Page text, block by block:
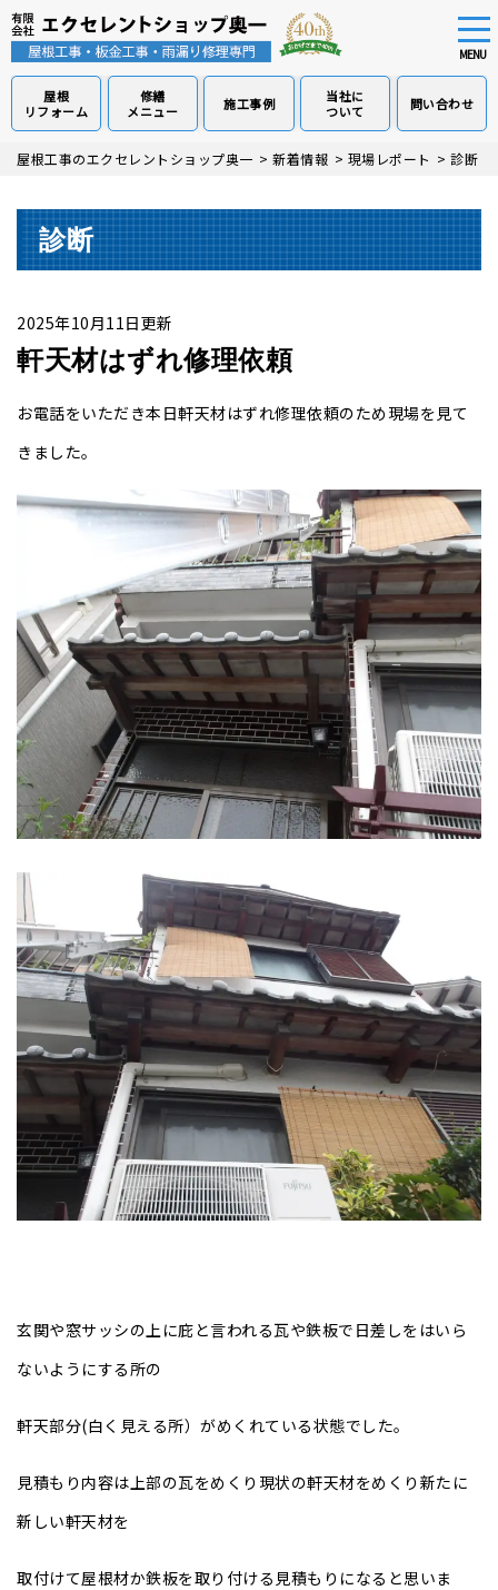
Skip
content
MENU
屋根
リフォーム
修繕
メニュー
施工事例
当社に
ついて
問い合わせ
屋根工事のエクセレントショップ奥一 > 新着情報 > 現場レポート > 診断
診断
2025年10月11日更新
軒天材はずれ修理依頼
お電話をいただき本日軒天材はずれ修理依頼のため現場を見て
きました。
玄関や窓サッシの上に庇と言われる瓦や鉄板で日差しをはいら
ないようにする所の
軒天部分(白く見える所）がめくれている状態でした。
見積もり内容は上部の瓦をめくり現状の軒天材をめくり新たに
新しい軒天材を
取付けて屋根材か鉄板を取り付ける見積もりになると思いま